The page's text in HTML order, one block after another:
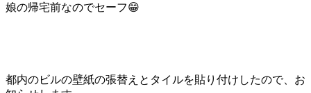
娘の帰宅前なのでセーフ😁
都内のビルの壁紙の張替えとタイルを貼り付けしたので、お